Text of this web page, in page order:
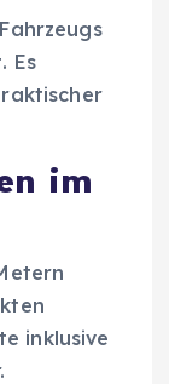
Es
im
inklusive